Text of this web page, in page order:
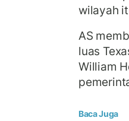
wilayah
AS
luas
William
Baca Juga